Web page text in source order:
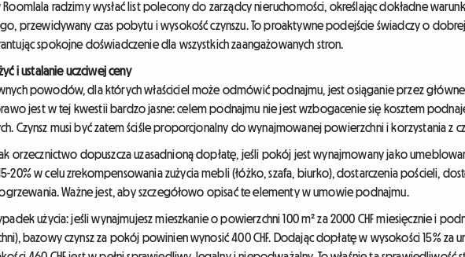
radzimy wysłać list polecony do zarządcy nieruchomości, określając dokładne
przewidywany czas pobytu i wysokość czynszu. To proaktywne podejście świadczy o
spokojne doświadczenie dla wszystkich zaangażowanych stron.
i ustalanie uczciwej ceny
powodów, dla których właściciel może odmówić podnajmu, jest osiąganie przez
jest w tej kwestii bardzo jasne: celem podnajmu nie jest wzbogacenie się kosztem
Czynsz musi być zatem ściśle proporcjonalny do wynajmowanej powierzchni i korzystania z
orzecznictwo dopuszcza uzasadnioną dopłatę, jeśli pokój jest wynajmowany jako
20% w celu zrekompensowania zużycia mebli (łóżko, szafa, biurko), dostarczenia pościeli,
Ważne jest, aby szczegółowo opisać te elementy w umowie podnajmu.
użycia: jeśli wynajmujesz mieszkanie o powierzchni 100 m² za 2000 CHF miesięcznie i
bazowy czynsz za pokój powinien wynosić 400 CHF. Dodając dopłatę w wysokości 15% za